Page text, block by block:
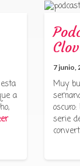
a
7 junio,
Muy
serie